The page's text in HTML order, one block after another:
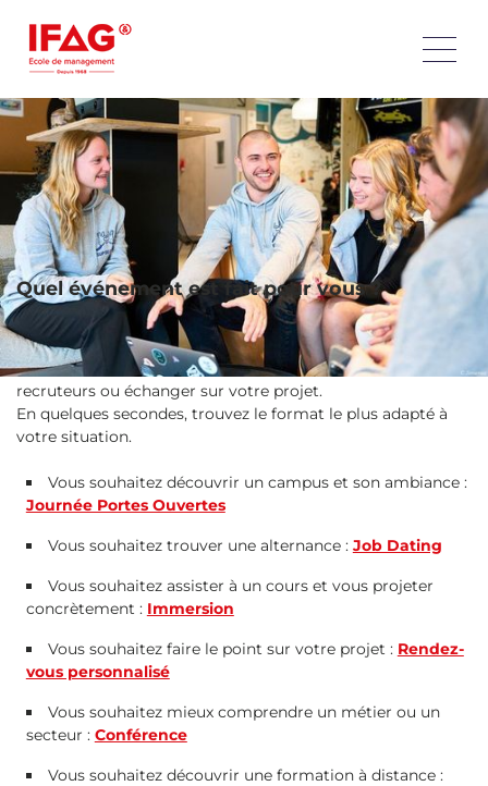
Découvrez les événements de nos écoles tout au long de
l’année : Journées Portes Ouvertes, immersions, job dating,
webinaires, conférences ou rendez-vous personnalisés.
Choisissez le format qui vous correspond et accédez
rapidement aux prochaines dates pour avancer dans votre
projet d’orientation, de formation ou d’alternance.
Quel événement est fait pour vous ?
Chaque événement répond à un besoin différent:
découvrir un campus, tester une formation, rencontrer des
recruteurs ou échanger sur votre projet.
En quelques secondes, trouvez le format le plus adapté à
votre situation.
Vous souhaitez découvrir un campus et son ambiance :
Journée Portes Ouvertes
Vous souhaitez trouver une alternance : Job Dating
Vous souhaitez assister à un cours et vous projeter
concrètement : Immersion
Vous souhaitez faire le point sur votre projet : Rendez-
vous personnalisé
Vous souhaitez mieux comprendre un métier ou un
secteur : Conférence
Vous souhaitez découvrir une formation à distance :